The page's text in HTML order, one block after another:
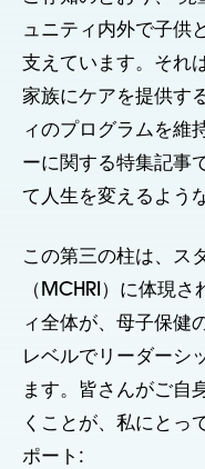
ュニティ内外で子供
支えています。それ
家族にケアを提供す
ィのプログラムを維
ーに関する特集記事
て人生を変えるよう
この第三の柱は、ス
（MCHRI）に体現
ィ全体が、母子保健
レベルでリーダーシ
ます。皆さんがご自
くことが、私にとっ
ポート: